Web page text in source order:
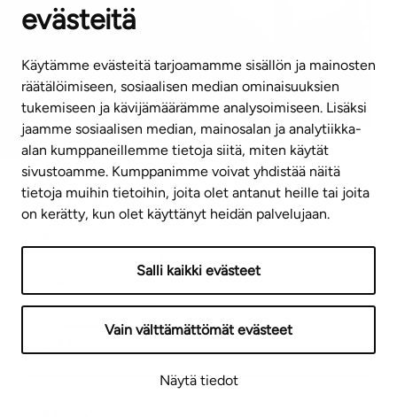
evästeitä
Käytämme evästeitä tarjoamamme sisällön ja mainosten
räätälöimiseen, sosiaalisen median ominaisuuksien
tukemiseen ja kävijämäärämme analysoimiseen. Lisäksi
jaamme sosiaalisen median, mainosalan ja analytiikka-
alan kumppaneillemme tietoja siitä, miten käytät
sivustoamme. Kumppanimme voivat yhdistää näitä
tietoja muihin tietoihin, joita olet antanut heille tai joita
on kerätty, kun olet käyttänyt heidän palvelujaan.
Salli kaikki evästeet
Vain välttämättömät evästeet
Näytä tiedot
Vuokra-asunto,yleishyödyllinen
Kaksio|2h+kk+s|48 m²
503,96 €/kk
Tulo- ja varallisuusrajat